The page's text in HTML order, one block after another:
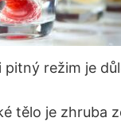
pitný režim je
tělo je zhruba